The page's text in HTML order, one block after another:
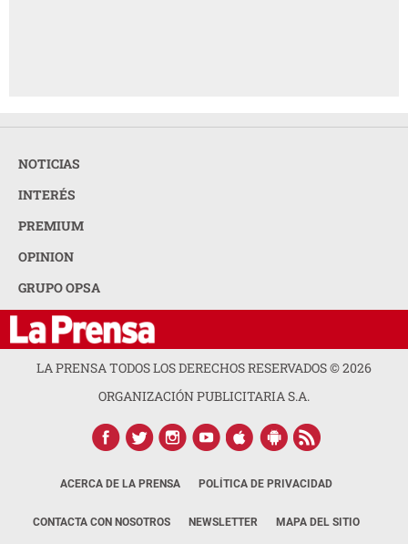
NOTICIAS
INTERÉS
PREMIUM
OPINION
GRUPO OPSA
LA PRENSA TODOS LOS DERECHOS RESERVADOS ©2026
ORGANIZACIÓN PUBLICITARIA S.A.
ACERCA DE LA PRENSA POLÍTICA DE PRIVACIDAD
CONTACTA CON NOSOTROS NEWSLETTER MAPA DEL SITIO